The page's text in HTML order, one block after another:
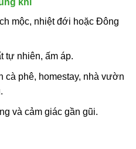
mộc, nhiệt đới hoặc Đông
tự nhiên, ấm áp.
cà phê, homestay, nhà vườn
và cảm giác gần gũi.